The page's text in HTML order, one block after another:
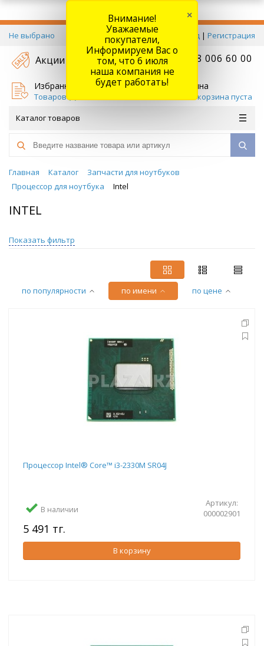
Не выбрано Вход | Регистрация
Акции +7 778 006 60 00
Избранное
Товаров (
Корзина
Ваша корзина пуста
Каталог товаров
Главная Каталог
Запчасти для ноутбуков
Процессор для ноутбука
Intel
INTEL
Показать фильтр
по популярности по имени по цене
Процессор Intel® Core™ i3-2330M SR04J
В наличии
Артикул:
000002901
5 491 тг.
В корзину
Внимание!
Уважаемые
покупатели,
Информируем Вас о
том, что 6 июля
наша компания не
будет работать!
×